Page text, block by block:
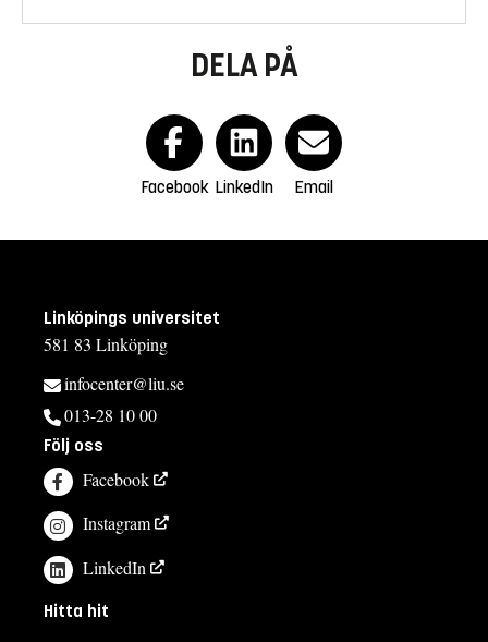
DELA PÅ
Facebook LinkedIn Email
Linköpings universitet
581 83 Linköping
infocenter@liu.se
013-28 10 00
Följ oss
Facebook
Instagram
LinkedIn
Hitta hit